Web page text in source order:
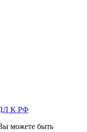
К РФ
можете быть